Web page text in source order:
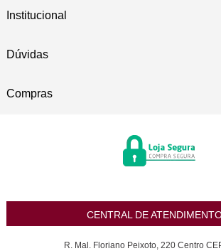
Institucional
Dúvidas
Compras
CENTRAL DE
R. Mal. Floriano Peixoto, 220 Centro